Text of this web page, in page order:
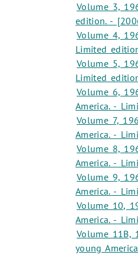
Volume 3,
edition. -
Volume 4,
Limited
Volume 5,
Limited
Volume 6,
America. -
Volume 7,
America. -
Volume 8,
America. -
Volume 9,
America. -
Volume 10,
America. -
Volume 11B,
young